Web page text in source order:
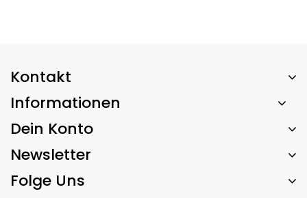
Kontakt
Informationen
Dein Konto
Newsletter
Folge Uns